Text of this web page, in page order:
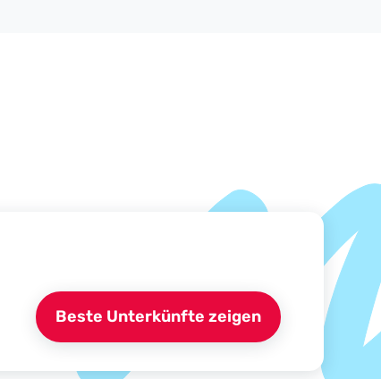
Beste Unterkünfte zeigen